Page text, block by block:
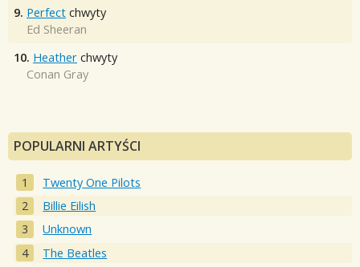
9. Perfect chwyty
Ed Sheeran
10. Heather chwyty
Conan Gray
POPULARNI ARTYŚCI
Twenty One Pilots
Billie Eilish
Unknown
The Beatles